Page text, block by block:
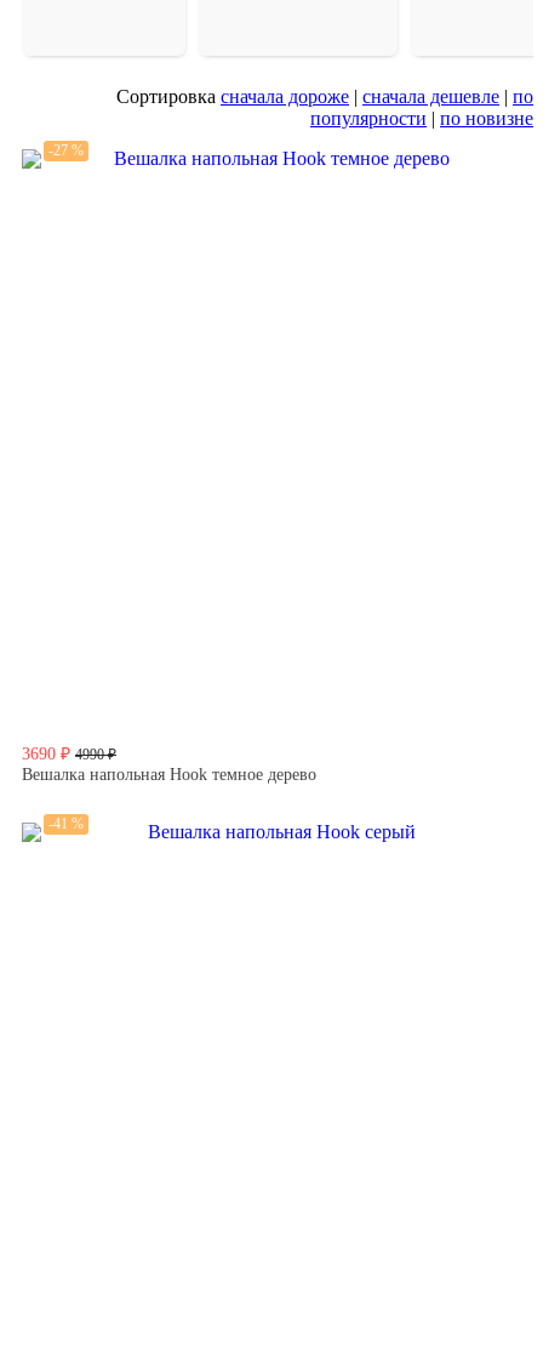
Сортировка сначала дороже | сначала дешевле | по
популярности | по новизне
3690 ₽ 4990 ₽
-27 %
Вешалка напольная Hook темное дерево
-41 %